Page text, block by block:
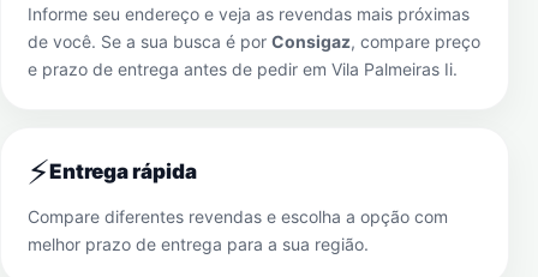
Informe seu endereço e veja as revendas mais próximas
de você. Se a sua busca é por Consigaz, compare preço
e prazo de entrega antes de pedir em Vila Palmeiras Ii.
⚡Entrega rápida
Compare diferentes revendas e escolha a opção com
melhor prazo de entrega para a sua região.